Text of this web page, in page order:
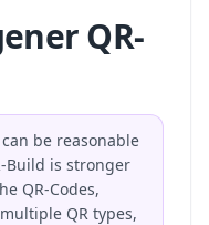
QR-
be reasonable
Build is stronger
QR-Codes,
QR types,